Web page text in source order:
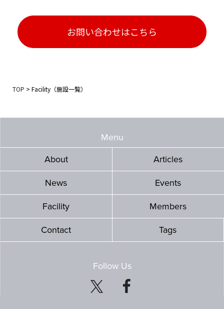
お問い合わせはこちら
TOP > Facility（施設一覧）
Menu
About
Articles
News Events
Facility Members
Contact Tags
Follow Us